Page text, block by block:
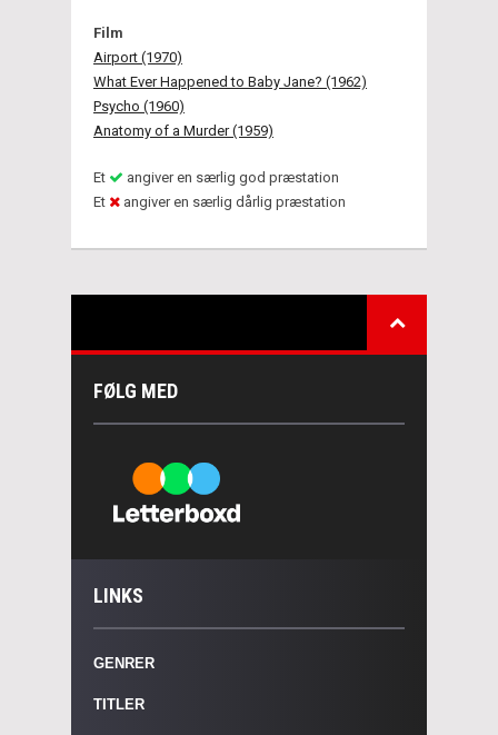
Film
Airport (1970)
What Ever Happened to Baby Jane? (1962)
Psycho (1960)
Anatomy of a Murder (1959)
Et
angiver en særlig god præstation
Et
angiver en særlig dårlig præstation
FØLG MED
LINKS
GENRER
TITLER